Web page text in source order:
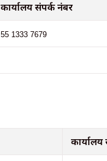
कार्यालय संपर्क नंबर
55 1333 7679